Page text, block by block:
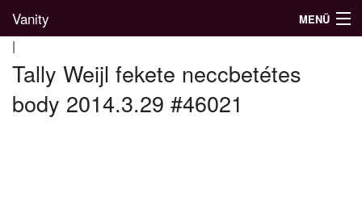
Vanity MENÜ
Divatblog
|
Tally Weijl fekete neccbetétes
body 2014.3.29 #46021